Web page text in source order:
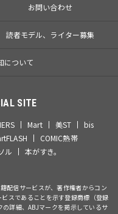
お問い合わせ
読者モデル、ライター募集
について
SITE
Mart 美ST
bis
COMIC熱帯
ル 本がすき。
配信サービスが、著作権者からコン
スであることを示す登録商標（登録
詳細、ABJマークを掲示しているサ